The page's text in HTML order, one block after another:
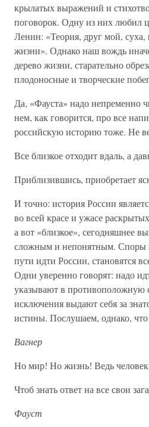
крылатых выражений и
поговорок. Одну из них любил
Ленин: «Теория, друг мой, суха,
жизни». Однако наш вождь
дерево жизни, старательно
плодоносные и творческие
Да, «Фауста» надо непременно
нем, как говорится, про все
российскую историю тоже. Не
Все близкое отходит вдаль, а
Приблизившись, приобретает
И точно: история России
во всей красе и ужасе
а вот «близкое», сегодняшнее
сложным и непонятным. Споры
пути идти России, становятся
Одни уверенно говорят: надо
указывают в противоположную
исключения выдают себя за
истины. Послушаем, однако, что
Вагнер
Но мир! Но жизнь! Ведь человек
Чтоб знать ответ на все свои
Фауст